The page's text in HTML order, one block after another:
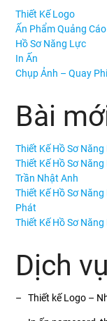
Thiết Kế Logo
Ấn Phẩm Quảng Cáo
Hồ Sơ Năng Lực
In Ấn
Chụp Ảnh – Quay
Bài
Thiết Kế Hồ Sơ
Thiết Kế Hồ Sơ
Trần Nhật Anh
Thiết Kế Hồ Sơ
Phát
Thiết Kế Hồ Sơ
Dịch
– Thiết kế Logo –